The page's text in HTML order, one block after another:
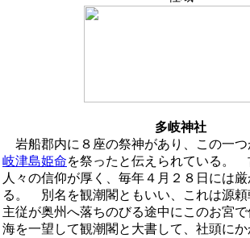
多岐神社
岩船郡内に８座の祭神があり、この一つ
岐津島姫命を祭ったと伝えられている。
人々の信仰が厚く、毎年４月２８日には
る。 別名を観潮閣ともいい、これは源頼
主従が奥州へ落ちのびる途中にこのお宮
海を一望して観潮閣と大書して、社頭に